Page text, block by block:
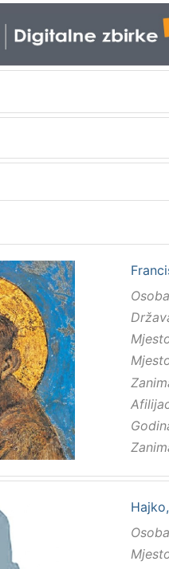
Osoba
Osoba